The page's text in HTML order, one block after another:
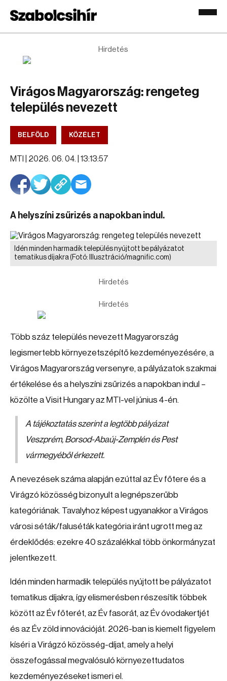
Hirdetés
Virágos Magyarország: rengeteg
település nevezett
BELFÖLD KÖZÉLET
MTI | 2026. 06. 04. | 13:13:57
A helyszíni zsűrizés a napokban indul.
Idén minden harmadik település nyújtott be pályázatot
tematikus díjakra(Fotó: Illusztráció/magnific.com)
Hirdetés
Hirdetés
Több száz település nevezett Magyarország
legismertebb környezetszépítő kezdeményezésére, a
Virágos Magyarország versenyre, a pályázatok szakmai
értékelése és a helyszíni zsűrizés a napokban indul –
közölte a Visit Hungary az MTI-vel június 4-én.
A tájékoztatás szerint a legtöbb pályázat
Veszprém, Borsod-Abaúj-Zemplén és Pest
vármegyéből érkezett.
A nevezések száma alapján ezúttal az Év főtere és a
Virágzó közösség bizonyult a legnépszerűbb
kategóriának. Tavalyhoz képest ugyanakkor a Virágos
városi séták/faluséták kategória iránt ugrott meg az
érdeklődés: ezekre 40 százalékkal több önkormányzat
jelentkezett.
Idén minden harmadik település nyújtott be pályázatot
tematikus díjakra, így elismerésben részesítik többek
között az Év főterét, az Év fasorát, az Év óvodakertjét
és az Év zöld innovációját. 2026-ban is kiemelt figyelem
kíséri a Virágzó közösség-díjat, amely a helyi
összefogással megvalósuló környezettudatos
kezdeményezéseket ismeri el.